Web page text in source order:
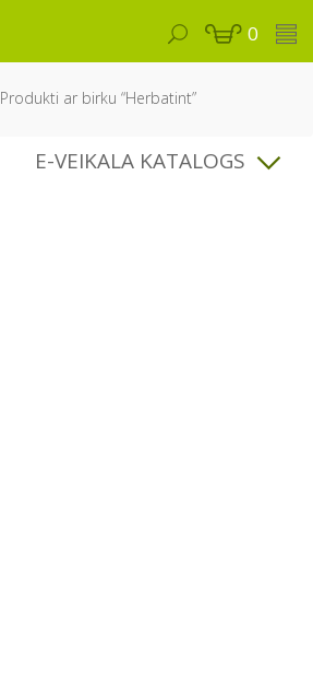
0
Produkti ar birku “Herbatint”
E-VEIKALA KATALOGS